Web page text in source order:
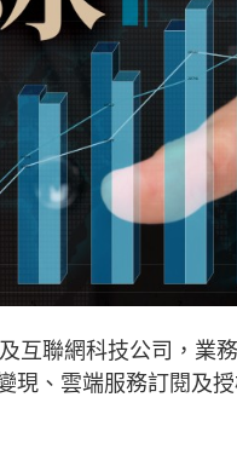
聯網科技公司，業
現、雲端服務訂閱及